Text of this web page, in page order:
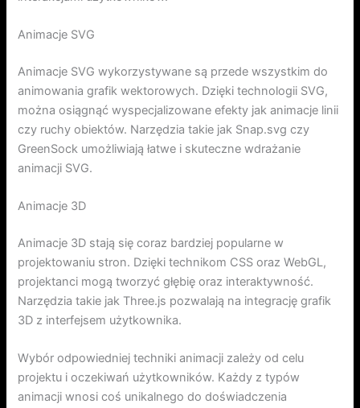
Animacje SVG
Animacje SVG wykorzystywane są przede wszystkim do
animowania grafik wektorowych. Dzięki technologii SVG,
można osiągnąć wyspecjalizowane efekty jak animacje linii
czy ruchy obiektów. Narzędzia takie jak Snap.svg czy
GreenSock umożliwiają łatwe i skuteczne wdrażanie
animacji SVG.
Animacje 3D
Animacje 3D stają się coraz bardziej popularne w
projektowaniu stron. Dzięki technikom CSS oraz WebGL,
projektanci mogą tworzyć głębię oraz interaktywność.
Narzędzia takie jak Three.js pozwalają na integrację grafik
3D z interfejsem użytkownika.
Wybór odpowiedniej techniki animacji zależy od celu
projektu i oczekiwań użytkowników. Każdy z typów
animacji wnosi coś unikalnego do doświadczenia